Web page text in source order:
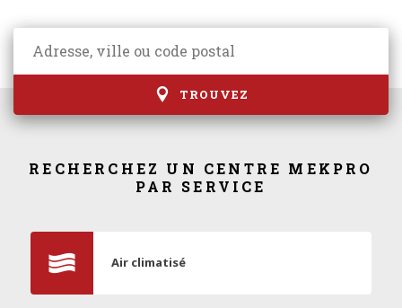
TROUVEZ
RECHERCHEZ UN CENTRE MEKPRO
PAR SERVICE
Air climatisé